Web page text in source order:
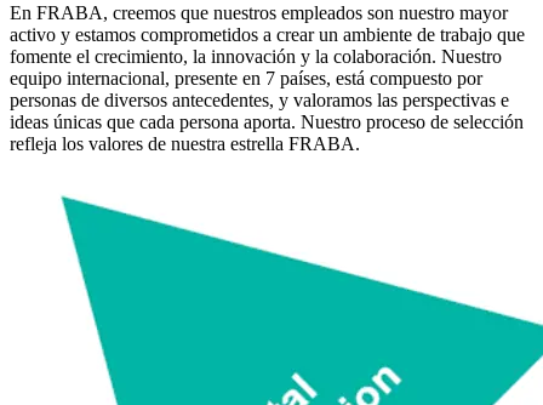
En FRABA, creemos que nuestros empleados son nuestro mayor
activo y estamos comprometidos a crear un ambiente de trabajo que
fomente el crecimiento, la innovación y la colaboración. Nuestro
equipo internacional, presente en 7 países, está compuesto por
personas de diversos antecedentes, y valoramos las perspectivas e
ideas únicas que cada persona aporta. Nuestro proceso de selección
refleja los valores de nuestra estrella FRABA.